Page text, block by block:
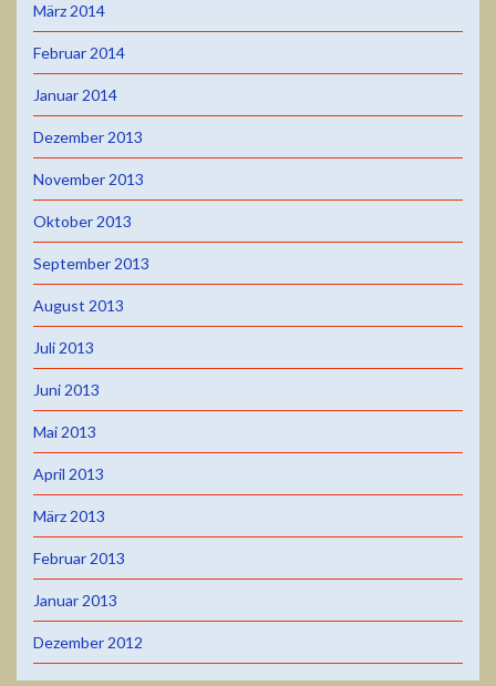
März 2014
Februar 2014
Januar 2014
Dezember 2013
November 2013
Oktober 2013
September 2013
August 2013
Juli 2013
Juni 2013
Mai 2013
April 2013
März 2013
Februar 2013
Januar 2013
Dezember 2012